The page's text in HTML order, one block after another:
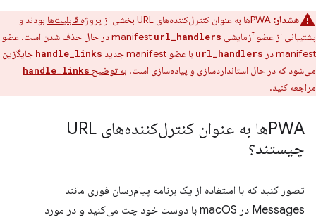
هشدار: پروژه قابلیت‌ها بودند و
پشتیبانی از عضو آزمایشی manifest url_handlers
در حال حذف شدن است. عضو
manifest در
url_handlers با عضو manifest جدید handle_links جایگزین
می‌شود که در حال استانداردسازی و پیاده‌سازی است. به توضیح handle_links
مراجعه کنید.
PWAها به عنوان کنترل‌کننده‌های URL
چیستند؟
تصور کنید که با استفاده از یک برنامه پیام‌رسان فوری مانند
Messages در macOS با دوست خود چت می‌کنید و در مورد